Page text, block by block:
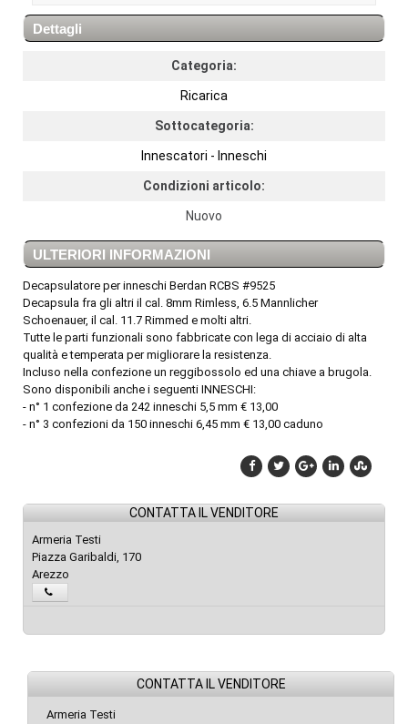
Dettagli
Categoria:
Ricarica
Sottocategoria:
Innescatori - Inneschi
Condizioni articolo:
Nuovo
ULTERIORI INFORMAZIONI
Decapsulatore per inneschi Berdan RCBS #9525
Decapsula fra gli altri il cal. 8mm Rimless, 6.5 Mannlicher
Schoenauer, il cal. 11.7 Rimmed e molti altri.
Tutte le parti funzionali sono fabbricate con lega di acciaio di alta
qualità e temperata per migliorare la resistenza.
Incluso nella confezione un reggibossolo ed una chiave a brugola.
Sono disponibili anche i seguenti INNESCHI:
- n° 1 confezione da 242 inneschi 5,5 mm € 13,00
- n° 3 confezioni da 150 inneschi 6,45 mm € 13,00 caduno
CONTATTA IL VENDITORE
Armeria Testi
Piazza Garibaldi, 170
Arezzo
CONTATTA IL VENDITORE
Armeria Testi